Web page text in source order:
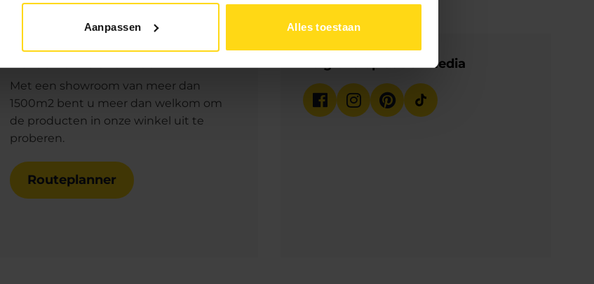
Aanpassen Alles toestaan
Met een showroom van meer dan
1500m2 bent u meer dan welkom om
de producten in onze winkel uit te
proberen.
Routeplanner
Volg ons op social media